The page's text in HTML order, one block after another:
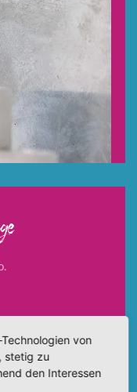
von
stetig zu
den Interessen